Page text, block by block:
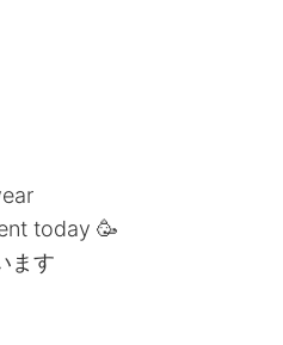
today 🥳
ます